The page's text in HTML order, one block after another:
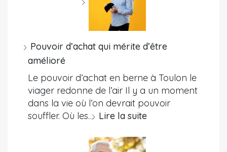
Pouvoir d’achat qui mérite d’être
amélioré
Le pouvoir d’achat en berne à Toulon le
viager redonne de l’air Il y a un moment
dans la vie où l’on devrait pouvoir
souffler. Où les… Lire la suite